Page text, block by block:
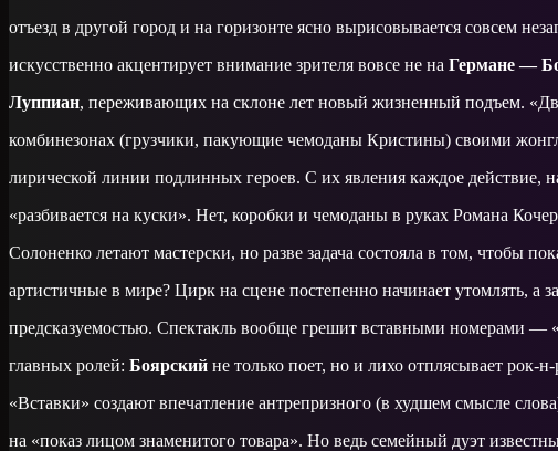
отъезд в другой город и на горизонте ясно вырисовывается совсем
искусственно акцентирует внимание зрителя вовсе не на Германе —
Луппиан, переживающих на склоне лет новый жизненный подъем.
комбинезонах (грузчики, пакующие чемоданы Кристины) своими
лирической линии подлинных героев. С их явления каждое действие,
«разбивается на куски». Нет, коробки и чемоданы в руках Романа
Солоненко летают мастерски, но разве задача состояла в том, чтобы
артистичные в мире? Цирк на сцене постепенно начинает утомлять, а
предсказуемостью. Спектакль вообще грешит вставными номерами
главных ролей: Боярский не только поет, но и лихо отплясывает рок-
«Вставки» создают впечатление антрепризного (в худшем смысле
на «показ лицом знаменитого товара». Но ведь семейный дуэт